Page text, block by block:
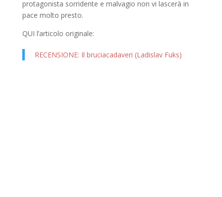
protagonista sorridente e malvagio non vi lascerà in
pace molto presto.
QUI l’articolo originale:
RECENSIONE: Il bruciacadaveri (Ladislav Fuks)